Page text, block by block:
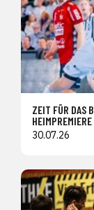
ZEIT FÜR DAS
30.07.26